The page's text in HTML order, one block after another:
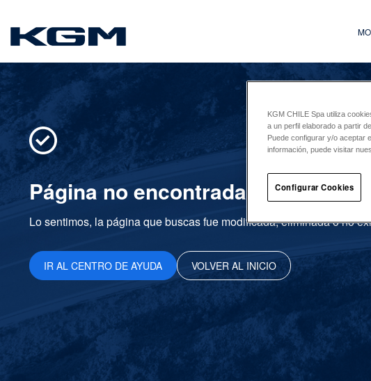
SsangYong
Página no encontrada
Lo sentimos, la página que buscas fue modificada, eliminada o no
IR AL CENTRO DE AYUDA VOLVER AL INICIO
KGM CHILE Spa utiliza
a un perfil elaborado a partir
Puede configurar y/o aceptar
información, puede visitar
Configurar Cookies